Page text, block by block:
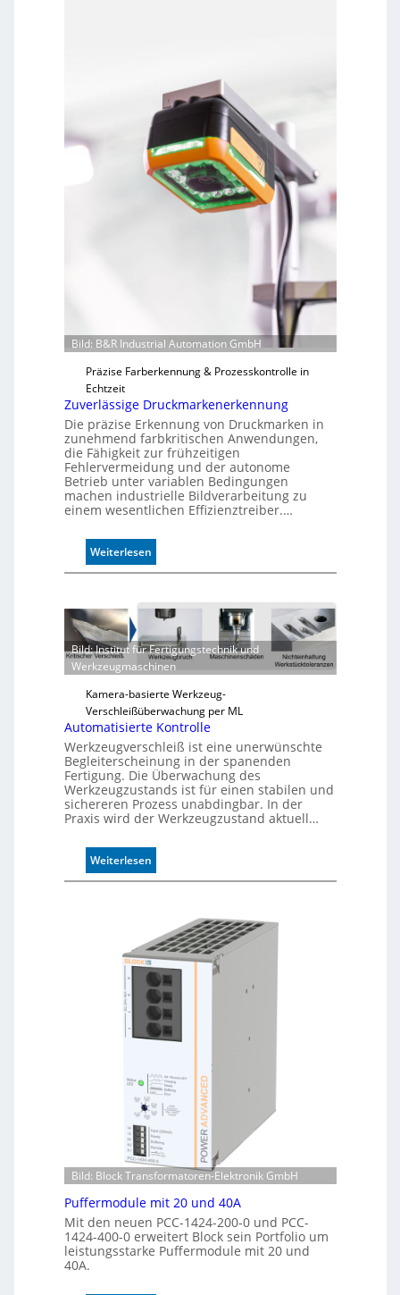
Bild: B&R Industrial Automation GmbH
Präzise Farberkennung & Prozesskontrolle in
Echtzeit
Zuverlässige Druckmarkenerkennung
Die präzise Erkennung von Druckmarken in
zunehmend farbkritischen Anwendungen,
die Fähigkeit zur frühzeitigen
Fehlervermeidung und der autonome
Betrieb unter variablen Bedingungen
machen industrielle Bildverarbeitung zu
einem wesentlichen Effizienztreiber.…
Weiterlesen:
Z
v
e
r
l
ä
i
g
e
D
r
u
c
m
a
n
e
r
k
e
n
n
n
g
Bild: Institut für Fertigungstechnik und
Werkzeugmaschinen
Kamera-basierte Werkzeug-
Verschleißüberwachung per ML
Automatisierte Kontrolle
Werkzeugverschleiß ist eine unerwünschte
Begleiterscheinung in der spanenden
Fertigung. Die Überwachung des
Werkzeugzustands ist für einen stabilen und
sichereren Prozess unabdingbar. In der
Praxis wird der Werkzeugzustand aktuell…
Weiterlesen:
A
m
a
t
e
K
o
n
t
r
o
l
e
Bild: Block Transformatoren-Elektronik GmbH
Puffermodule mit 20 und 40A
Mit den neuen PCC-1424-200-0 und PCC-
1424-400-0 erweitert Block sein Portfolio um
leistungsstarke Puffermodule mit 20 und
40A.